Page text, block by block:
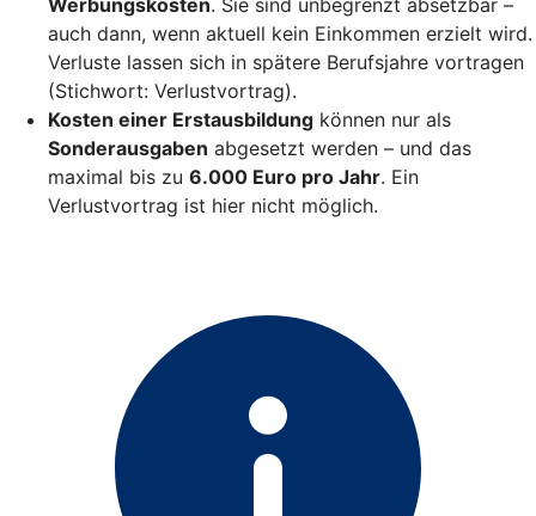
auch dann, wenn aktuell kein Einkommen erzielt wird.
Verluste lassen sich in spätere Berufsjahre vortragen
(Stichwort: Verlustvortrag).
Kosten einer Erstausbildung können nur als
Sonderausgaben abgesetzt werden – und das
maximal bis zu 6.000 Euro pro Jahr. Ein
Verlustvortrag ist hier nicht möglich.